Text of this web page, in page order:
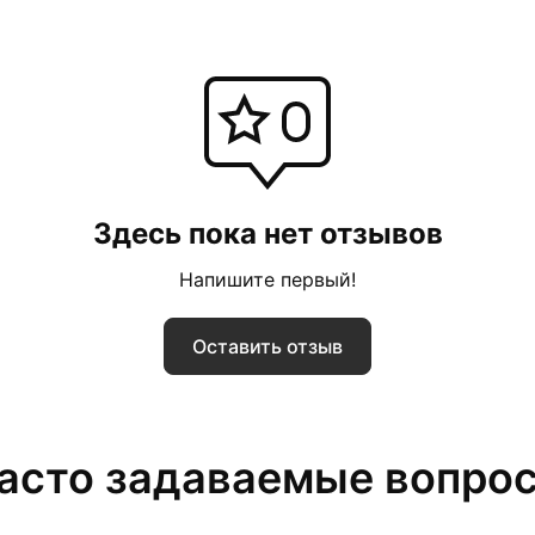
Здесь пока нет отзывов
Напишите первый!
Оставить отзыв
задаваемые